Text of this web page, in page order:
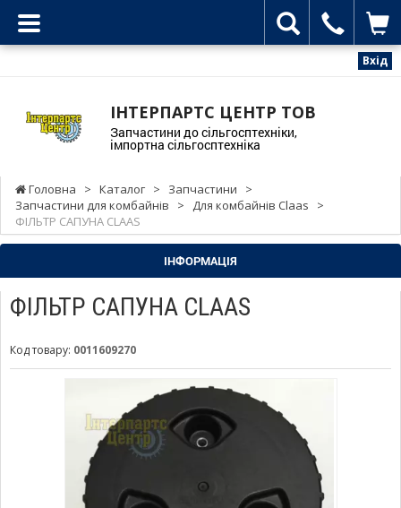
Вхід
ІНТЕРПАРТС ЦЕНТР ТОВ
Запчастини до сільгосптехніки,
імпортна сільгосптехніка
Головна > Каталог > Запчастини
>
Запчастини для комбайнів
> Для комбайнів Claas
>
ФІЛЬТР САПУНА CLAAS
ІНФОРМАЦІЯ
ФІЛЬТР САПУНА CLAAS
Код товару: 0011609270